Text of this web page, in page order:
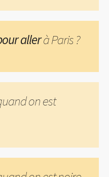
allerà Paris ?
on est